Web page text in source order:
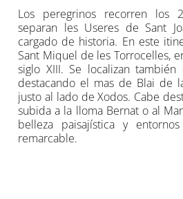
Los peregrinos recorren los
separan les Useres de Sant
cargado de historia. En este
Sant Miquel de les Torrocelles,
siglo XIII. Se localizan también
destacando el mas de Blai de
justo al lado de Xodos. Cabe
subida a la lloma Bernat o al
belleza paisajística y
remarcable.